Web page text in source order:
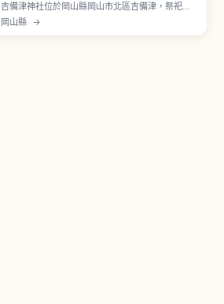
吉備津神社位於岡山縣岡山市北區吉備津，祭祀桃
太郎傳說原型大吉備津彥命，是備中國一宮、「三
岡山縣 →